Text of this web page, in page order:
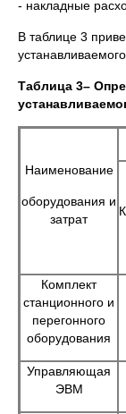
- накладные
В таблице 3
Таблица 3–
Наименование
оборудования и
затрат
Комплект
станционного и
перегонного
оборудования
Управляющая
ЭВМ